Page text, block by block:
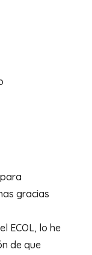
gracias
ECOL, lo he
de que